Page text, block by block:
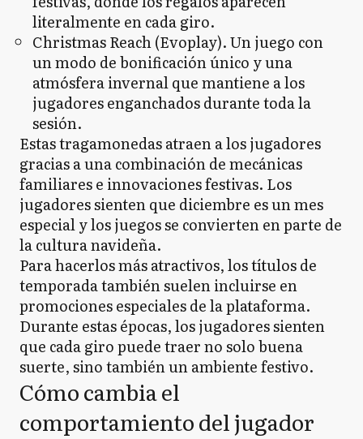
literalmente en cada giro.
Christmas Reach (Evoplay). Un juego con
un modo de bonificación único y una
atmósfera invernal que mantiene a los
jugadores enganchados durante toda la
sesión.
Estas tragamonedas atraen a los jugadores
gracias a una combinación de mecánicas
familiares e innovaciones festivas. Los
jugadores sienten que diciembre es un mes
especial y los juegos se convierten en parte de
la cultura navideña.
Para hacerlos más atractivos, los títulos de
temporada también suelen incluirse en
promociones especiales de la plataforma.
Durante estas épocas, los jugadores sienten
que cada giro puede traer no solo buena
suerte, sino también un ambiente festivo.
Cómo cambia el
comportamiento del jugador